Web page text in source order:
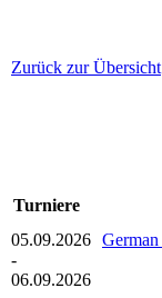
Zurück zur Übersicht
Turniere
05.09.2026
-
06.09.2026